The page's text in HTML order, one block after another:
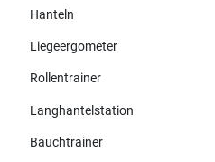
Hanteln
Liegeergometer
Rollentrainer
Langhantelstation
Bauchtrainer